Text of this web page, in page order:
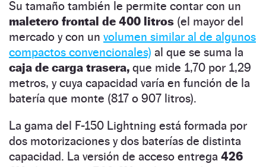
Su tamaño también le permite contar con un
maletero frontal de 400 litros (el mayor del
mercado y con un volumen similar al de algunos
compactos convencionales) al que se suma la
caja de carga trasera, que mide 1,70 por 1,29
metros, y cuya capacidad varía en función de la
batería que monte (817 o 907 litros).
La gama del F-150 Lightning está formada por
dos motorizaciones y dos baterías de distinta
capacidad. La versión de acceso entrega 426